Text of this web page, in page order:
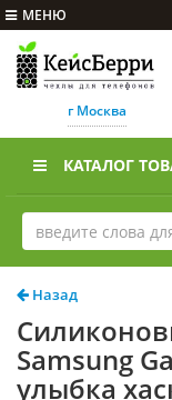
МЕНЮ
г Москва
КАТАЛОГ
Назад
Samsung
улыбка